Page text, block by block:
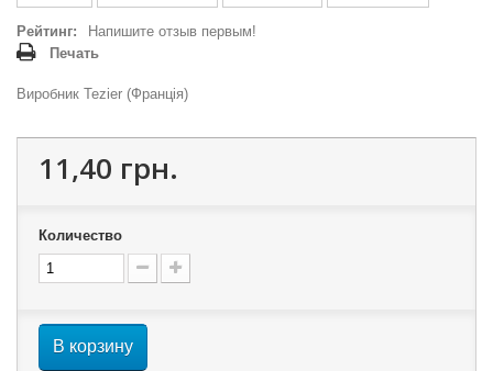
Рейтинг:
Напишите отзыв первым!
Печать
Виробник Tezier (Франція)
11,40 грн.
Количество
В корзину